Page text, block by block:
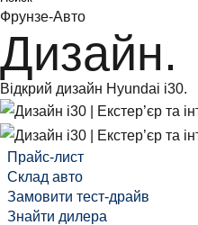
Фрунзе-Авто
Дизайн.
Відкрий дизайн Hyundai i30.
Прайс-лист
Склад авто
Замовити тест-драйв
Знайти дилера